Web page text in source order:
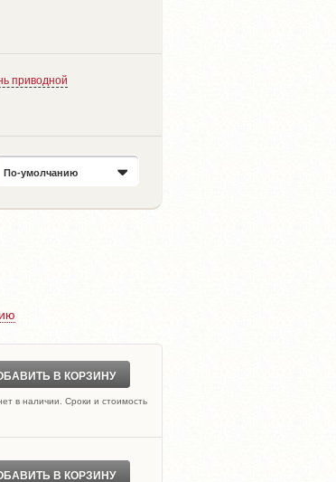
приводной
По-умолчанию
В КОРЗИНУ
в наличии. Сроки и стоимость
В КОРЗИНУ